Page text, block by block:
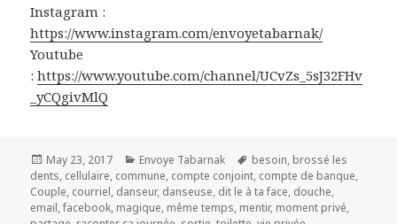
Instagram :
https://www.instagram.com/envoyetabarnak/
Youtube
:https://www.youtube.com/channel/UCvZs_5sJ32FHv
_yCQgivMlQ
Posted
on
May 23, 2017 Categories
Envoye Tabarnak Tags
besoin, brossé les
dents, cellulaire, commune, compte conjoint, compte de banque,
Couple, courriel, danseur, danseuse, dit le à ta face, douche,
email,facebook, magique, même temps, mentir, moment privé,